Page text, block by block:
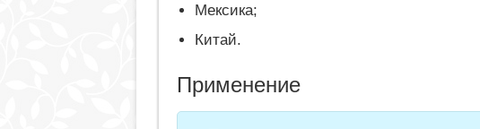
Мексика;
Китай.
Применение